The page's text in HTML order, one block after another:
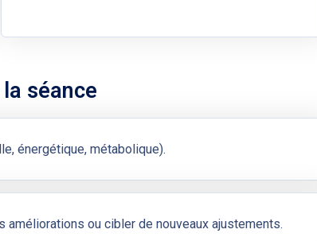
séance
énergétique, métabolique).
améliorations ou cibler de nouveaux ajustements.